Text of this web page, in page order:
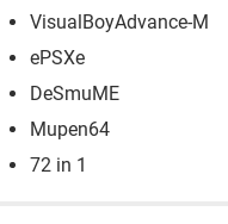
VisualBoyAdvance-M
ePSXe
DeSmuME
Mupen64
72 in 1